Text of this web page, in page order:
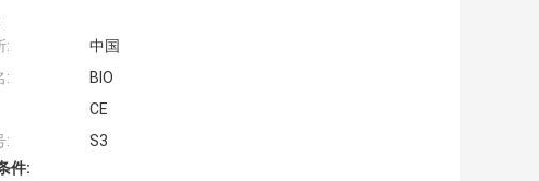
:
中国
:
BIO
CE
:
S3
件: